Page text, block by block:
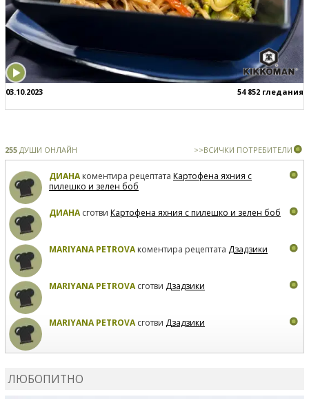
03.10.2023 54 852 гледания
255 ДУШИ ОНЛАЙН >>ВСИЧКИ ПОТРЕБИТЕЛИ
ДИАНАкоментира рецептата Картофена яхния с
пилешко и зелен боб
ДИАНАсготви Картофена яхния с пилешко и зелен боб
MARIYANA PETROVAкоментира рецептата Дзадзики
MARIYANA PETROVAсготви Дзадзики
MARIYANA PETROVAсготви Дзадзики
ЛЮБОПИТНО